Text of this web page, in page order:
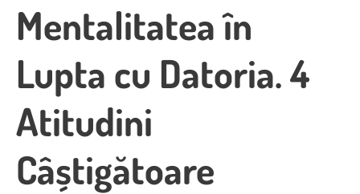
Mentalitatea în
Lupta cu Datoria. 4
Atitudini
Câștigătoare